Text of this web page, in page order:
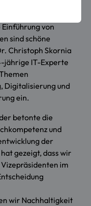
in
von
sind schöne
Christoph Skornia
jährige IT-Experte
Digitalisierung und
ein.
betonte die
und
der
gezeigt, dass wir
im
wir Nachhaltigkeit